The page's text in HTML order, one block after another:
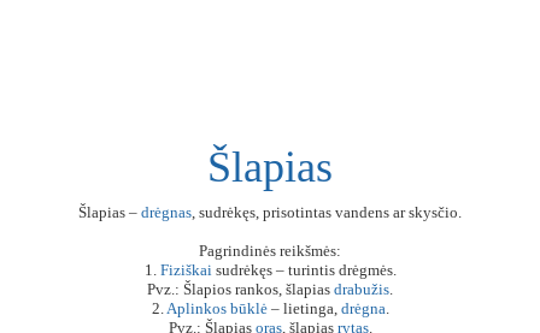
Šlapias
Šlapias – drėgnas, sudrėkęs, prisotintas vandens ar skysčio.
Pagrindinės reikšmės:
1. Fiziškaisudrėkęs – turintis drėgmės.
Pvz.: Šlapios rankos, šlapias drabužis.
2.Aplinkos būklė– lietinga, drėgna.
Pvz.: Šlapias oras, šlapias rytas.